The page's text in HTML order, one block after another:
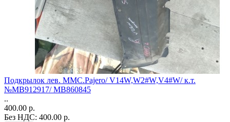
Подкрылок лев. MMC.Pajero/ V14W,W2#W,V4#W/ к.т.
№MB912917/ MB860845
..
400.00 р.
Без НДС: 400.00 р.